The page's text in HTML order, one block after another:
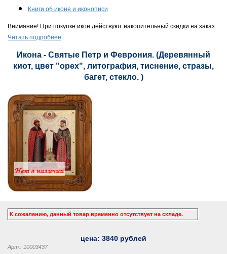
Книги об иконе и иконописи
Внимание! При покупке икон действуют накопительный скидки на заказ.
Читать подробнее
Икона - Святые Петр и Феврония. (Деревянный
киот, цвет "орех", литография, тиснение, стразы,
багет, стекло. )
К сожалению, данный товар временно отсутствует на складе.
цена: 3840 рублей
Арт.: 10003437